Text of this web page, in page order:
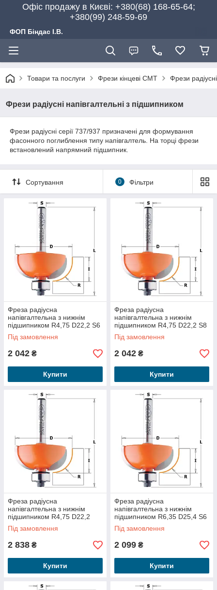
Офіс продажу в Києві: +380(68) 168-65-64;
+380(99) 248-59-69
ФОП Біндас І.В.
Товари та послуги Фрези кінцеві CMT Фрези
Фрези радіусні напівгалтельні з підшипником
Фрези радіусні серії 737/937 призначені для формування
фасонного поглиблення типу напівгалтель. На торці фрези
встановлений напрямний підшипник.
Сортування 0 Фільтри
Фреза радіусна
напівгалтельна з нижнім
підшипником R4,75 D22,2 S6
737.190.11
Під замовлення
2 042 ₴
Купити
Фреза радіусна
напівгалтельна з нижнім
підшипником R4,75 D22,2 S8
937.190.11
Під замовлення
2 042 ₴
Купити
Фреза радіусна
напівгалтельна з нижнім
підшипником R4,75 D22,2
S12 937.690.11
Під замовлення
2 838 ₴
Купити
Фреза радіусна
напівгалтельна з нижнім
підшипником R6,35 D25,4 S6
737.222.11
Під замовлення
2 099 ₴
Купити